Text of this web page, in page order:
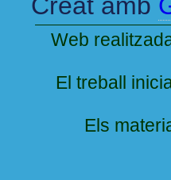
Web
El treball
Els